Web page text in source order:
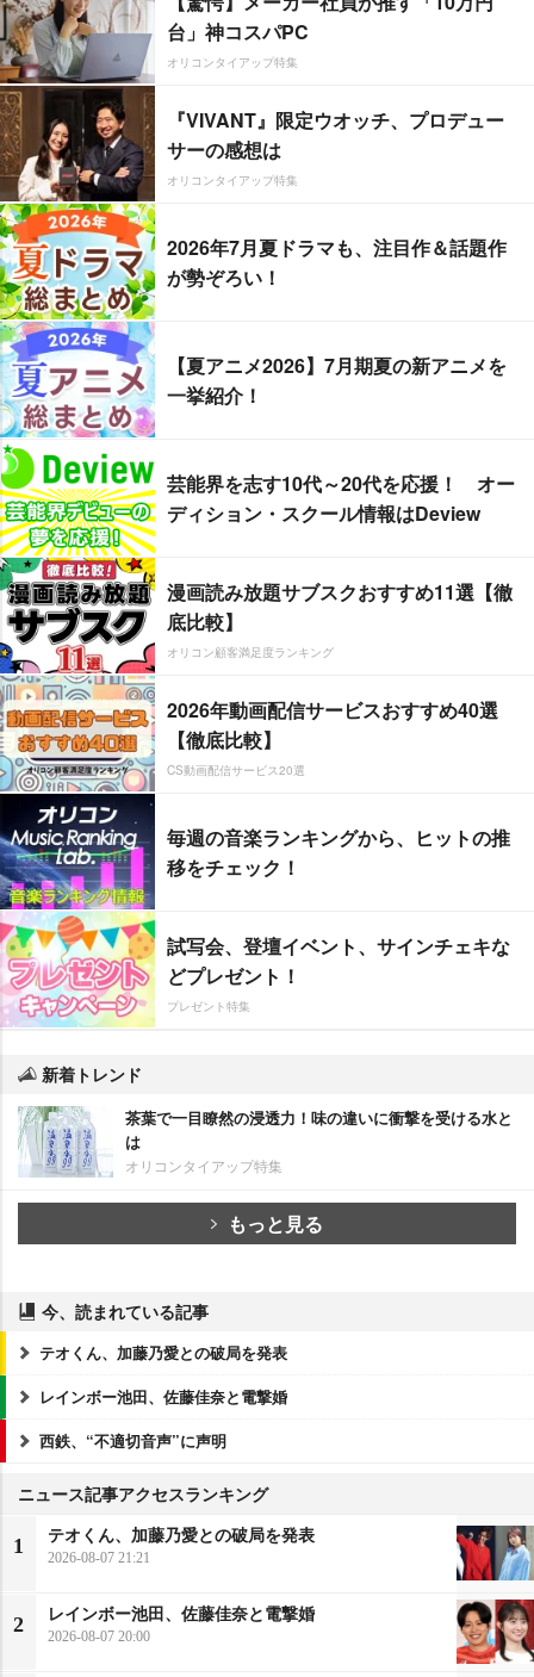
台」神コスパPC
オリコンタイアップ特集
『VIVANT』限定ウオッチ、プロデュー
サーの感想は
オリコンタイアップ特集
2026年7月夏ドラマも、注目作＆話題作
が勢ぞろい！
【夏アニメ2026】7月期夏の新アニメを
一挙紹介！
芸能界を志す10代～20代を応援！ オー
ディション・スクール情報はDeview
漫画読み放題サブスクおすすめ11選【徹
底比較】
オリコン顧客満足度ランキング
2026年動画配信サービスおすすめ40選
【徹底比較】
CS動画配信サービス20選
毎週の音楽ランキングから、ヒットの推
移をチェック！
試写会、登壇イベント、サインチェキな
どプレゼント！
プレゼント特集
新着トレンド
茶葉で一目瞭然の浸透力！味の違いに衝撃を受ける水と
は
オリコンタイアップ特集
もっと見る
今、読まれている記事
テオくん、加藤乃愛との破局を発表
レインボー池田、佐藤佳奈と電撃婚
西鉄、“不適切音声”に声明
ニュース記事アクセスランキング
1
テオくん、加藤乃愛との破局を発表
2026-08-07 21:21
2
レインボー池田、佐藤佳奈と電撃婚
2026-08-07 20:00